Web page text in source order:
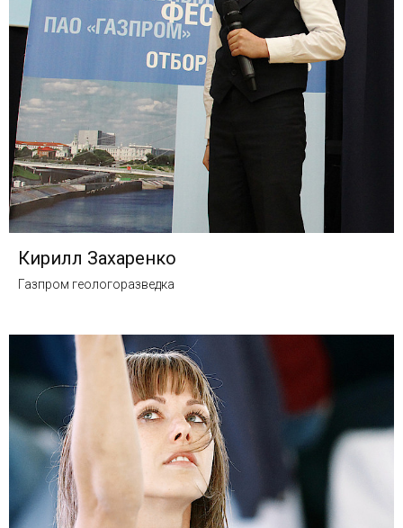
Кирилл Захаренко
Газпром геологоразведка